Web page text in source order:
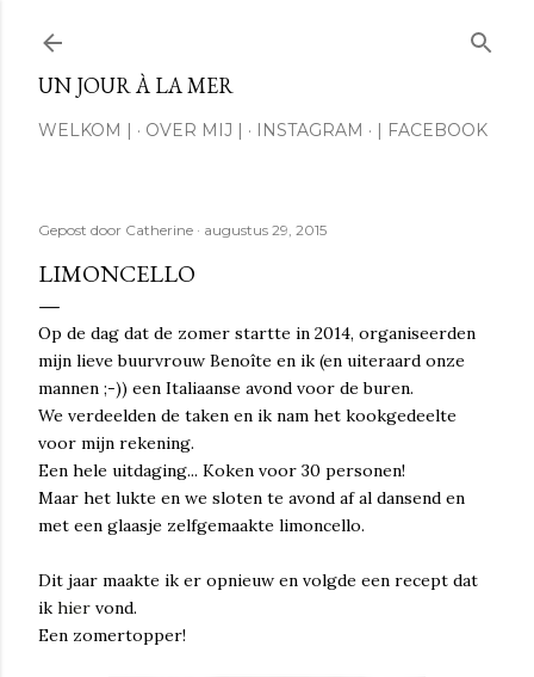
UN JOUR À LA MER
WELKOM | OVER MIJ | INSTAGRAM | FACEBOOK
Gepost door Catherine augustus 29, 2015
LIMONCELLO
Op de dag dat de zomer startte in 2014, organiseerden
mijn lieve buurvrouw Benoîte en ik (en uiteraard onze
mannen ;-)) een Italiaanse avond voor de buren.
We verdeelden de taken en ik nam het kookgedeelte
voor mijn rekening.
Een hele uitdaging... Koken voor 30 personen!
Maar het lukte en we sloten te avond af al dansend en
met een glaasje zelfgemaakte limoncello.
Dit jaar maakte ik er opnieuw en volgde een recept dat
ik hier vond.
Een zomertopper!